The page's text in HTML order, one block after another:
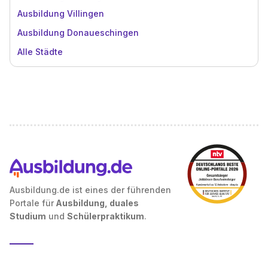
Ausbildung Villingen
Ausbildung Donaueschingen
Alle Städte
Ausbildung.de ist eines der führenden
Portale für Ausbildung, duales
Studium und Schülerpraktikum.